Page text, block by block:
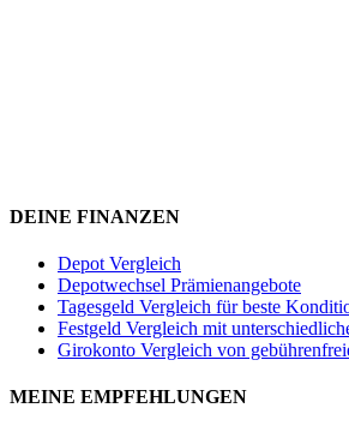
DEINE FINANZEN
Depot Vergleich
Depotwechsel Prämienangebote
Tagesgeld Vergleich für beste
Festgeld Vergleich mit
Girokonto Vergleich von
MEINE EMPFEHLUNGEN